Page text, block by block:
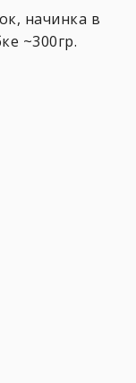
начинка в
~300гр.